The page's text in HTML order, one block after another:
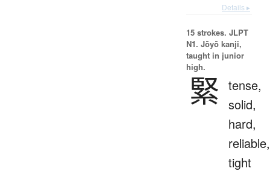
Details ▸
15 strokes. JLPT
N1. Jōyō kanji,
taught in junior
high.
緊 tense,
solid,
hard,
reliable,
tight